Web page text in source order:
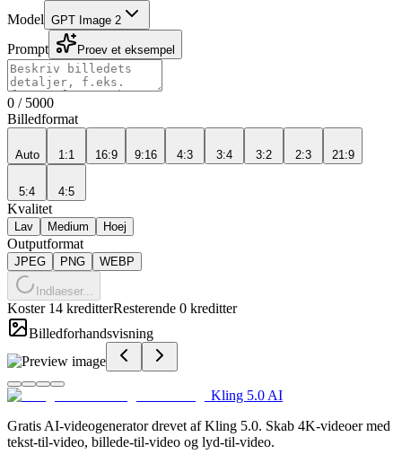
Model GPT Image 2
Prompt Proev et eksempel
0 / 5000
Billedformat
Auto 1:1 16:9 9:16 4:3 3:4 3:2 2:3 21:9
5:4 4:5
Kvalitet
Lav Medium Hoej
Outputformat
JPEG PNG WEBP
Indlaeser...
Koster 14 kreditterResterende 0 kreditter
Billedforhandsvisning
Kling 5.0 AI
Gratis AI-videogenerator drevet af Kling 5.0. Skab 4K-videoer med
tekst-til-video, billede-til-video og lyd-til-video.